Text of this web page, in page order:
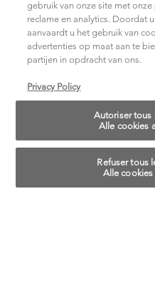
Vous Convient, Pour
Une routine
valeur vos boucles
En
gebruik van onze site met
reclame en analytics. Doordat
aanvaardt u het gebruik van
advertenties op maat aan te
partijen in opdracht van ons.
Privacy Policy
Refuser tous
Alle cookies
Autoriser tous
Alle cookies